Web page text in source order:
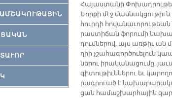
Հա­յաս­տա­նի
Եոր­քի մէջ
հուր­դի
րաս­տի­ճան ֆո­րու­մի
դում­նե­րով, այս առ­թիւ ան
ղիի չշա­հա­գոր­ծուե­լուն
նե­րու ի­րա­կա­նա­ցու­մը.
գի­տու­թիւն­նե­րու եւ
րագ­րուած է
ցան հա­մաշ­խար­հա­յին